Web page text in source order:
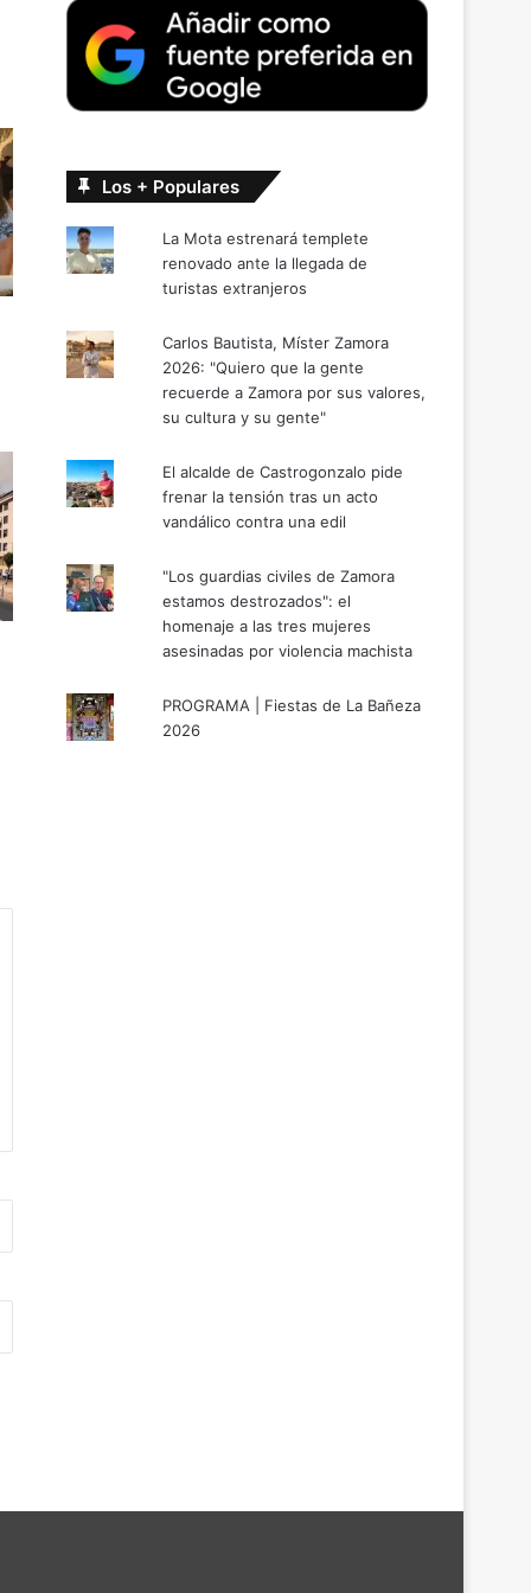
Los + Populares
La Mota estrenará templete
renovado ante la llegada de
turistas extranjeros
Carlos Bautista, Míster Zamora
2026: "Quiero que la gente
recuerde a Zamora por sus valores,
su cultura y su gente"
El alcalde de Castrogonzalo pide
frenar la tensión tras un acto
vandálico contra una edil
"Los guardias civiles de Zamora
estamos destrozados": el
homenaje a las tres mujeres
asesinadas por violencia machista
PROGRAMA | Fiestas de La Bañeza
2026